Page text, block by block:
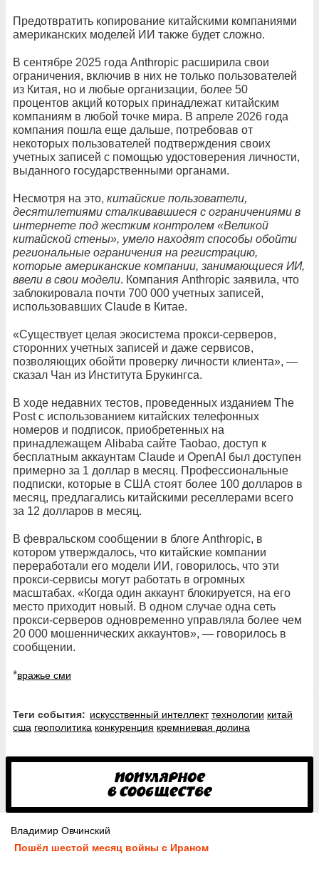
Предотвратить копирование китайскими компаниями
американских моделей ИИ также будет сложно.
В сентябре 2025 года Anthropic расширила свои
ограничения, включив в них не только пользователей
из Китая, но и любые организации, более 50
процентов акций которых принадлежат китайским
компаниям в любой точке мира. В апреле 2026 года
компания пошла еще дальше, потребовав от
некоторых пользователей подтверждения своих
учетных записей с помощью удостоверения личности,
выданного государственными органами.
Несмотря на это, китайские пользователи,
десятилетиями сталкивавшиеся с ограничениями в
интернете под жестким контролем «Великой
китайской стены», умело находят способы обойти
региональные ограничения на регистрацию,
которые американские компании, занимающиеся ИИ,
ввели в свои модели. Компания Anthropic заявила, что
заблокировала почти 700 000 учетных записей,
использовавших Claude в Китае.
«Существует целая экосистема прокси-серверов,
сторонних учетных записей и даже сервисов,
позволяющих обойти проверку личности клиента», —
сказал Чан из Института Брукингса.
В ходе недавних тестов, проведенных изданием The
Post с использованием китайских телефонных
номеров и подписок, приобретенных на
принадлежащем Alibaba сайте Taobao, доступ к
бесплатным аккаунтам Claude и OpenAI был доступен
примерно за 1 доллар в месяц. Профессиональные
подписки, которые в США стоят более 100 долларов в
месяц, предлагались китайскими реселлерами всего
за 12 долларов в месяц.
В февральском сообщении в блоге Anthropic, в
котором утверждалось, что китайские компании
переработали его модели ИИ, говорилось, что эти
прокси-сервисы могут работать в огромных
масштабах. «Когда один аккаунт блокируется, на его
место приходит новый. В одном случае одна сеть
прокси-серверов одновременно управляла более чем
20 000 мошеннических аккаунтов», — говорилось в
сообщении.
*вражье сми
Теги события: искусственный интеллект технологии китай
сша геополитика конкуренция кремниевая долина
Владимир Овчинский
Пошёл шестой месяц войны с Ираном